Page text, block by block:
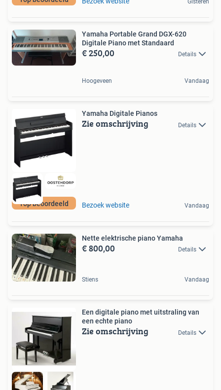
Gisteren
Yamaha Portable Grand DGX-620
Digitale Piano met Standaard
€ 250,00 Details
Hoogeveen Vandaag
Top beoordeeld
Yamaha Digitale Pianos
Zie omschrijving Details
Bezoek website Vandaag
Nette elektrische piano Yamaha
€ 800,00 Details
Stiens Vandaag
Een digitale piano met uitstraling van
een echte piano
Zie omschrijving Details